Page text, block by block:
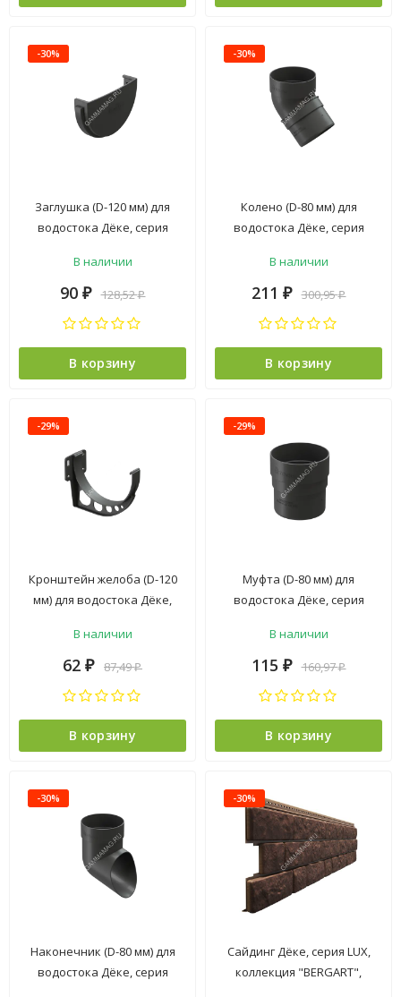
-30%
Заглушка (D-120 мм) для
водостока Дёке, серия
серый
В наличии
90 ₽ 128,52₽
В корзину
-30%
Колено (D-80 мм) для
водостока Дёке, серия
серый
В наличии
211 ₽ 300,95₽
В корзину
-29%
Кронштейн желоба (D-120
мм) для водостока Дёке,
"PVT", серый
В наличии
62 ₽ 87,49₽
В корзину
-29%
Муфта (D-80 мм) для
водостока Дёке, серия
серый
В наличии
115 ₽ 160,97₽
В корзину
-30%
Наконечник (D-80 мм) для
водостока Дёке, серия
-30%
Сайдинг Дёке, серия LUX,
коллекция "BERGART",